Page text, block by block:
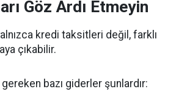
Göz Ardı Etmeyin
kredi taksitleri değil, farklı
çıkabilir.
gereken bazı giderler şunlardır: